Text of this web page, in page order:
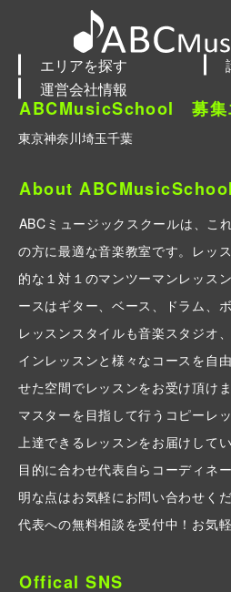
エリアを探す
運営会社情報
ABCMusicSchool 募集
東京神奈川埼玉千葉
About ABCMusicSchool
ABCミュージックスクールは、こ
の方に最適な音楽教室です。レッ
的な１対１のマンツーマンレッス
ースはギター、ベース、ドラム、
レッスンスタイルも音楽スタジオ
インレッスンと様々なコースを自
せた空間でレッスンをお受け頂け
マスターを目指して行うコピーレ
上達できるレッスンをお届けして
目的に合わせ代表自らコーディネ
明な点はお気軽にお問い合わせく
代表への無料相談を受付中！お気
Offical SNS